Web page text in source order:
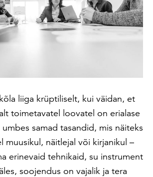
liiga krüptiliselt, kui väidan, et
toimetavatel loovatel on erialase
samad tasandid, mis näiteks
muusikul, näitlejal või kirjanikul –
erinevaid tehnikaid, su instrument
soojendus on vajalik ja tera